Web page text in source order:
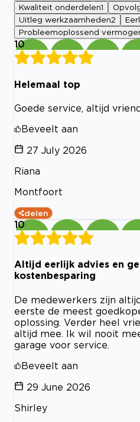
Kwaliteit onderdelen1
Uitleg werkzaamheden2
Probleemoplossend
10
Helemaal top
Goede service, altijd
Beveelt aan
27 July 2026
Riana
Montfoort
delen
10
Altijd eerlijk advies en
kostenbesparing
De medewerkers zijn
eerste de meest
oplossing. Verder heel
altijd mee. Ik wil nooit
garage voor service.
Beveelt aan
29 June 2026
Shirley